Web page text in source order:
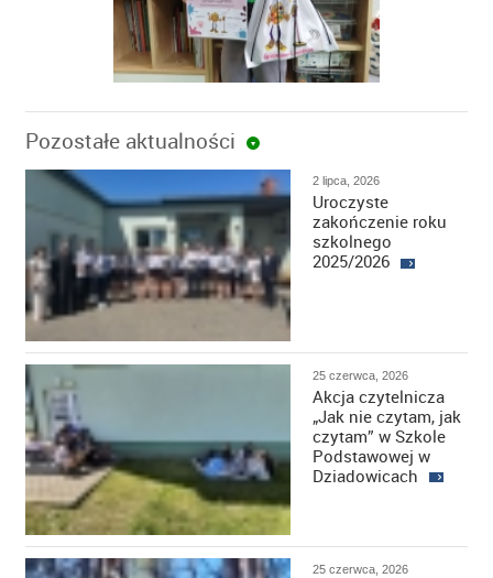
Pozostałe aktualności
2 lipca, 2026
Uroczyste
zakończenie roku
szkolnego
2025/2026
25 czerwca, 2026
Akcja czytelnicza
„Jak nie czytam, jak
czytam” w Szkole
Podstawowej w
Dziadowicach
25 czerwca, 2026